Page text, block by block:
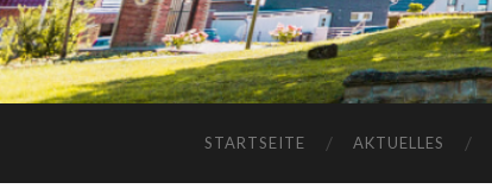
STARTSEITE AKTUELLES